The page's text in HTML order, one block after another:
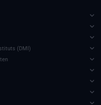
(DMI)